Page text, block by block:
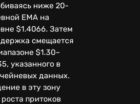
ниже 20-
EMA на
$1.4066. Затем
смещается
$1.30–
указанного в
данных.
в эту зону
роста притоков